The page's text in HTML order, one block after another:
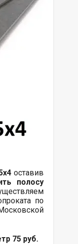
оставив
полосу
по
75 руб.